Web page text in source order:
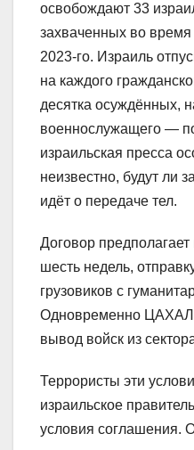
освобождают 33
захваченных во
2023-го. Израиль
на каждого
десятка осуждённых,
военнослужащего —
израильская пресса
неизвестно, будут ли
идёт о передаче тел.
Договор
шесть недель,
грузовиков с
Одновременно ЦАХАЛ
вывод войск из
Террористы эти
израильское
условия соглашения.